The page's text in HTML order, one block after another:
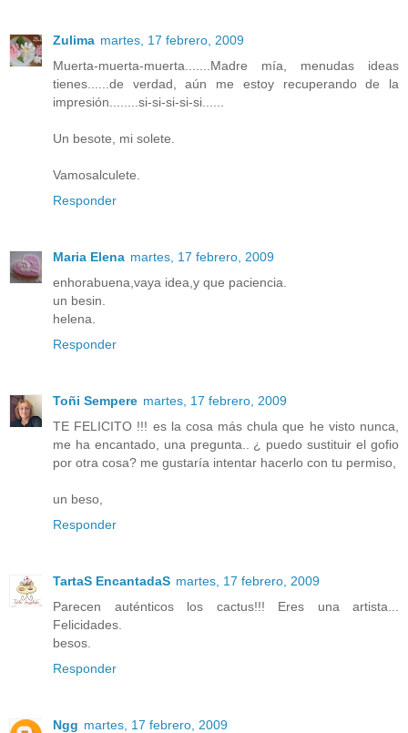
Zulima martes, 17 febrero, 2009
Muerta-muerta-muerta.......Madre mía, menudas ideas
tienes......de verdad, aún me estoy recuperando de la
impresión........si-si-si-si-si......
Un besote, mi solete.
Vamosalculete.
Responder
Maria Elena martes, 17 febrero, 2009
enhorabuena,vaya idea,y que paciencia.
un besin.
helena.
Responder
Toñi Sempere martes, 17 febrero, 2009
TE FELICITO !!! es la cosa más chula que he visto nunca,
me ha encantado, una pregunta.. ¿ puedo sustituir el gofio
por otra cosa? me gustaría intentar hacerlo con tu permiso,
un beso,
Responder
TartaS EncantadaS martes, 17 febrero, 2009
Parecen auténticos los cactus!!! Eres una artista...
Felicidades.
besos.
Responder
Ngg martes, 17 febrero, 2009